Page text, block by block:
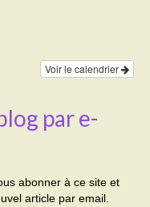
Voir le calendrier
par e-
abonner à ce site et
article par email.